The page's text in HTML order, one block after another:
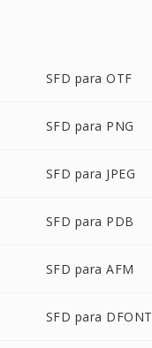
SFD para OTF
SFD para PNG
SFD para JPEG
SFD para PDB
SFD para AFM
SFD para DFONT